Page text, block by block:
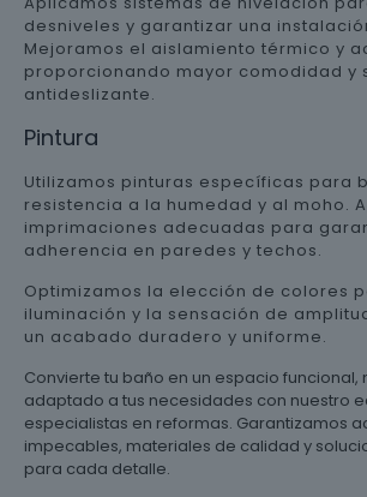
desniveles y garantizar una
Mejoramos el aislamiento térmico y
proporcionando mayor comodidad y
antideslizante.
Pintura
Utilizamos pinturas específicas para
resistencia a la humedad y al moho.
imprimaciones adecuadas para
adherencia en paredes y techos.
Optimizamos la elección de colores
iluminación y la sensación de
un acabado duradero y uniforme.
Convierte tu baño en un espacio funcional,
adaptado a tus necesidades con nuestro
especialistas en reformas. Garantizamos
impecables, materiales de calidad y
para cada detalle.